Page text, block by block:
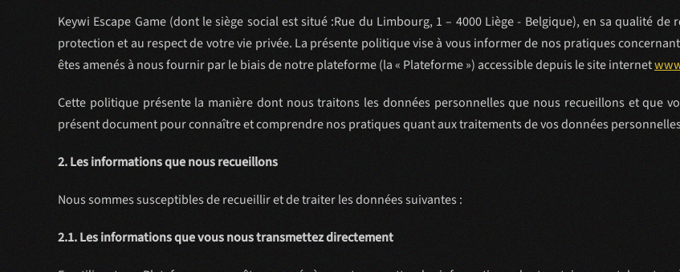
Keywi Escape Game (dont le siège social est situé :Rue du Limbourg, 1 – 4000 Liège - Belgique), en sa qualité
protection et au respect de votre vie privée. La présente politique vise à vous informer de nos pratiques
êtes amenés à nous fournir par le biais de notre plateforme (la « Plateforme ») accessible depuis le site internet
Cette politique présente la manière dont nous traitons les données personnelles que nous recueillons et que
présent document pour connaître et comprendre nos pratiques quant aux traitements de vos données
2. Les informations que nous recueillons
Nous sommes susceptibles de recueillir et de traiter les données suivantes :
2.1. Les informations que vous nous transmettez directement